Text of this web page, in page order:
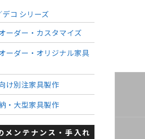
デコ シリーズ
ーダー・カスタマイズ
ーダー・オリジナル家具
け別注家具製作
・大型家具製作
メンテナンス・手入れ